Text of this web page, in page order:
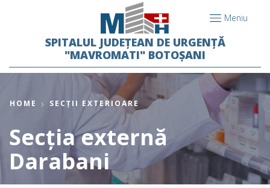
Meniu
SPITALUL JUDEȚEAN DE URGENȚĂ
"MAVROMATI" BOTOȘANI
HOME SECȚII EXTERIOARE
Secția externă
Darabani